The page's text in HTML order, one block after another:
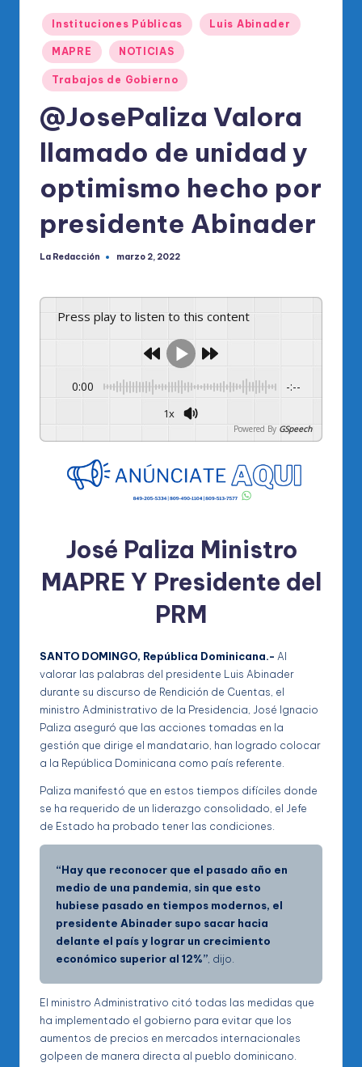
di
O
ci
al
el
R
Publicado
en
Instituciones Públicas Luis Abinader
MAPRE NOTICIAS
Trabajos de Gobierno
@JosePaliza Valora
llamado de unidad y
optimismo hecho por
presidente Abinader
Publicado
La Redacción marzo 2, 2022
Press play to listen to this content
0:00 -:--
1x
Powered By GSpeech
José Paliza Ministro
MAPRE Y Presidente del
PRM
SANTO DOMINGO, República Dominicana.- Al
valorar las palabras del presidente Luis Abinader
durante su discurso de Rendición de Cuentas, el
ministro Administrativo de la Presidencia, José Ignacio
Paliza aseguró que las acciones tomadas en la
gestión que dirige el mandatario, han logrado colocar
a la República Dominicana como país referente.
Paliza manifestó que en estos tiempos difíciles donde
se ha requerido de un liderazgo consolidado, el Jefe
de Estado ha probado tener las condiciones.
“Hay que reconocer que el pasado año en
medio de una pandemia, sin que esto
hubiese pasado en tiempos modernos, el
presidente Abinader supo sacar hacia
delante el país y lograr un crecimiento
económico superior al 12%” , dijo.
El ministro Administrativo citó todas las medidas que
ha implementado el gobierno para evitar que los
aumentos de precios en mercados internacionales
golpeen de manera directa al pueblo dominicano.